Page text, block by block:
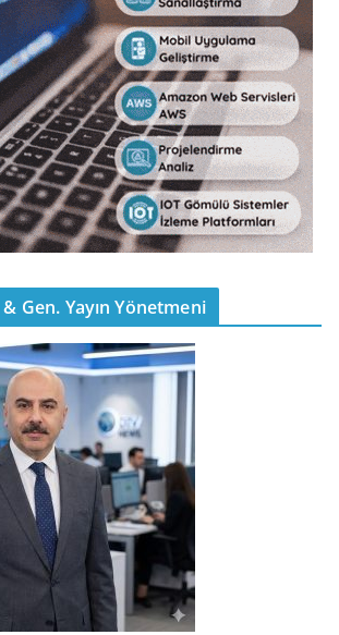
Gen. Yayın Yönetmeni